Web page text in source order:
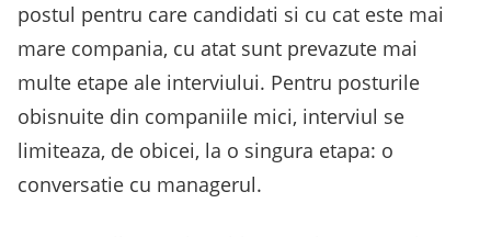
postul pentru care candidati si cu cat este mai
mare compania, cu atat sunt prevazute mai
multe etape ale interviului. Pentru posturile
obisnuite din companiile mici, interviul se
limiteaza, de obicei, la o singura etapa: o
conversatie cu managerul.